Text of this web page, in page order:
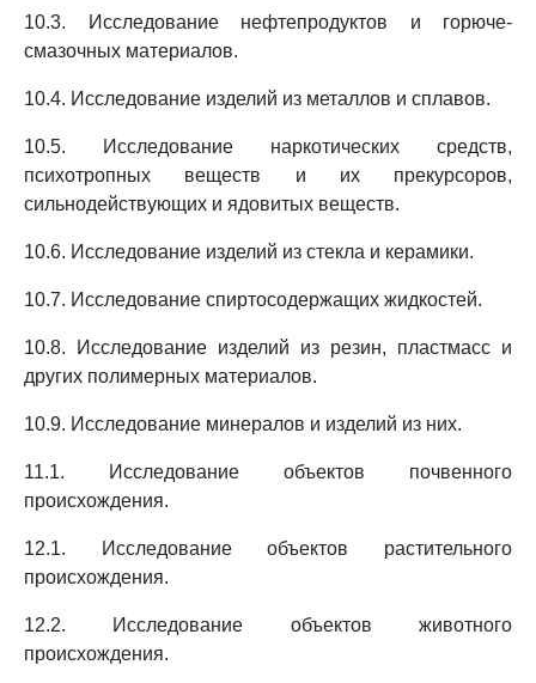
10.3. Исследование нефтепродуктов и горюче-
смазочных материалов.
10.4. Исследование изделий из металлов и сплавов.
10.5. Исследование наркотических средств,
психотропных веществ и их прекурсоров,
сильнодействующих и ядовитых веществ.
10.6. Исследование изделий из стекла и керамики.
10.7. Исследование спиртосодержащих жидкостей.
10.8. Исследование изделий из резин, пластмасс и
других полимерных материалов.
10.9. Исследование минералов и изделий из них.
11.1. Исследование объектов почвенного
происхождения.
12.1. Исследование объектов растительного
происхождения.
12.2. Исследование объектов животного
происхождения.